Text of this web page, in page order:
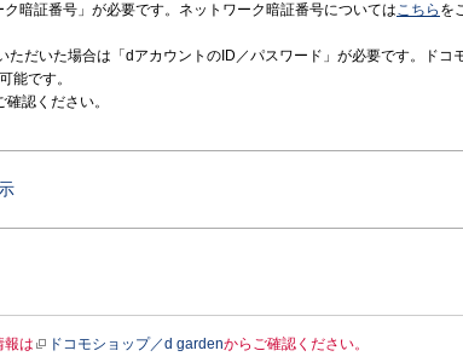
暗証番号」が必要です。ネットワーク暗証番号についてはこちら を
だいた場合は「dアカウントのID／パスワード」が必要です。ドコ
能です。
確認ください。
報は ドコモショップ／d gardenからご確認ください。